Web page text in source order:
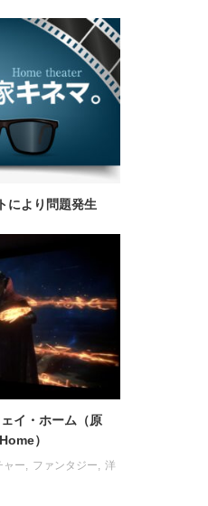
により問題発生
イ・ホーム（原
）
ャー ファンタジー 洋